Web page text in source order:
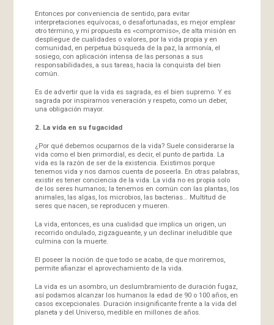
Entonces por conveniencia de sentido, para evitar
interpretaciones equívocas, o desafortunadas, es mejor emplear
otro término, y mi propuesta es «compromiso», de alta misión en
despliegue de cualidades o valores, por la vida propia y en
comunidad, en perpetua búsqueda de la paz, la armonía, el
sosiego, con aplicación intensa de las personas a sus
responsabilidades, a sus tareas, hacia la conquista del bien
común.
Es de advertir que la vida es sagrada, es el bien supremo. Y es
sagrada por inspirarnos veneración y respeto, como un deber,
una obligación mayor.
2. La vida en su fugacidad
¿Por qué debemos ocuparnos de la vida? Suele considerarse la
vida como el bien primordial, es decir, el punto de partida. La
vida es la razón de ser de la existencia. Existimos porque
tenemos vida y nos damos cuenta de poseerla. En otras palabras,
existir es tener conciencia de la vida. La vida no es propia solo
de los seres humanos; la tenemos en común con las plantas, los
animales, las algas, los microbios, las bacterias… Multitud de
seres que nacen, se reproducen y mueren.
La vida, entonces, es una cualidad que implica un origen, un
recorrido ondulado, zigzagueante, y un declinar ineludible que
culmina con la muerte.
El poseer la noción de que todo se acaba, de que moriremos,
permite afianzar el aprovechamiento de la vida.
La vida es un asombro, un deslumbramiento de duración fugaz,
así podamos alcanzar los humanos la edad de 90 o 100 años, en
casos excepcionales. Duración insignificante frente a la vida del
planeta y del Universo, medible en millones de años.